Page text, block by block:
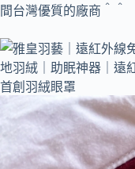
間台灣優質的廠商＾＾